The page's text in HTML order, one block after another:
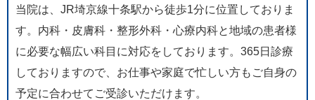
当院は、JR埼京線十条駅から徒歩1分に位置しておりま
す。内科・皮膚科・整形外科・心療内科と地域の患者様
に必要な幅広い科目に対応をしております。365日診療
しておりますので、お仕事や家庭で忙しい方もご自身の
予定に合わせてご受診いただけます。